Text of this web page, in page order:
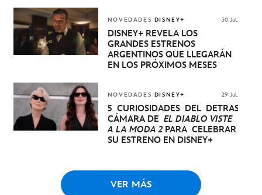
DE UN CACHORRO DE LEÓN
HASTA QUE SE CONVIERTE EN
REY
NOVEDADES DISNEY+ 30 Jul.
DISNEY+ REVELA LOS
GRANDES ESTRENOS
ARGENTINOS QUE LLEGARÁN
EN LOS PRÓXIMOS MESES
NOVEDADES DISNEY+ 29 Jul.
5 CURIOSIDADES DEL DETRÁS DE
CÁMARA DE EL DIABLO VISTE
A LA MODA 2PARA CELEBRAR
SU ESTRENO EN DISNEY+
VER MÁS